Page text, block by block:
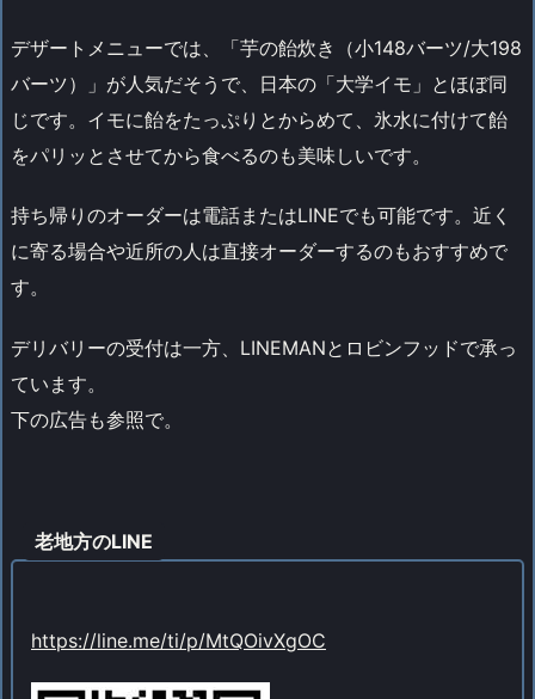
デザートメニューでは、「芋の飴炊き（小148バーツ/大198
バーツ）」が人気だそうで、日本の「大学イモ」とほぼ同
じです。イモに飴をたっぷりとからめて、氷水に付けて飴
をパリッとさせてから食べるのも美味しいです。
持ち帰りのオーダーは電話またはLINEでも可能です。近く
に寄る場合や近所の人は直接オーダーするのもおすすめで
す。
デリバリーの受付は一方、LINEMANとロビンフッドで承っ
ています。
下の広告も参照で。
老地方のLINE
https://line.me/ti/p/MtQOivXgOC